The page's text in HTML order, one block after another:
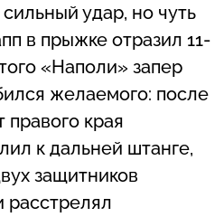
удар, но чуть
в прыжке отразил 11-
«Наполи» запер
желаемого: после
правого края
к дальней штанге,
защитников
расстрелял